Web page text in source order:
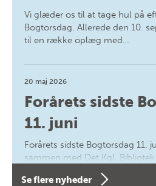
Vi glæder os til at tage hul på
Bogtorsdag. Allerede den 10.
til en række oplæg med…
20 maj 2026
Forårets sidste
11. juni
Forårets sidste Bogtorsdag 11.
sammen med Det Kgl.
forfatterne bag vores nyes…
Se flere nyheder